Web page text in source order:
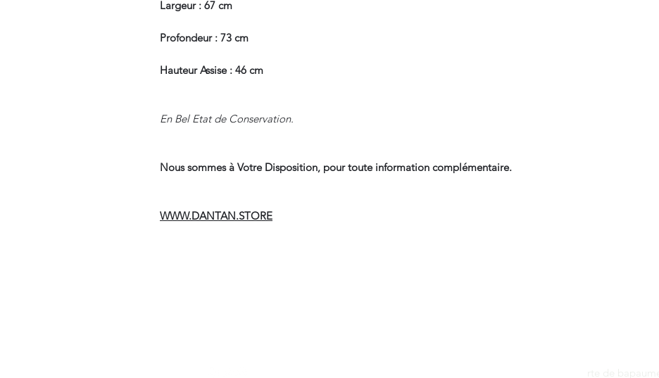
Largeur : 67 cm
Profondeur : 73 cm
Hauteur Assise : 46 cm
En Bel Etat de Conservation.
Nous sommes à Votre Disposition, pour toute information complémentaire.
WWW.DANTAN.STORE